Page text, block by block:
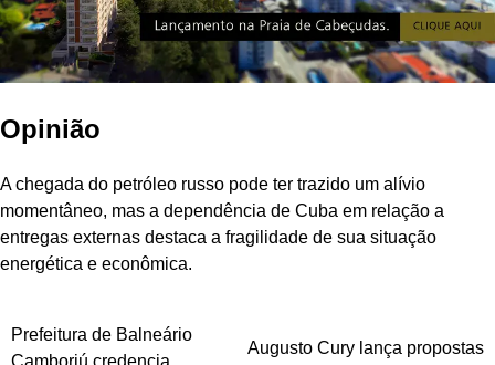
Opinião
A chegada do petróleo russo pode ter trazido um alívio
momentâneo, mas a dependência de Cuba em relação a
entregas externas destaca a fragilidade de sua situação
energética e econômica.
Navegação
Prefeitura de Balneário
Augusto Cury lança propostas